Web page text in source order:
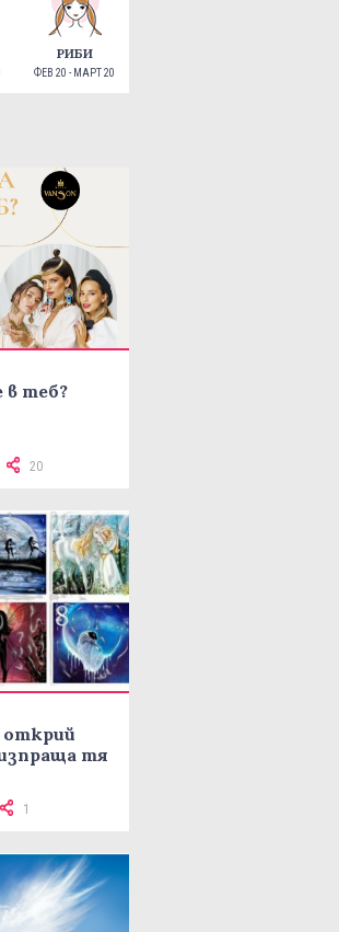
РИБИ
ФЕВ 20 - МАРТ 20
в теб?
20
открий
тя
1